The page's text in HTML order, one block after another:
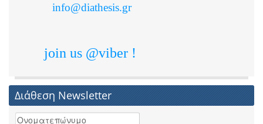
info@diathesis.gr
join us @viber !
Διάθεση Newsletter